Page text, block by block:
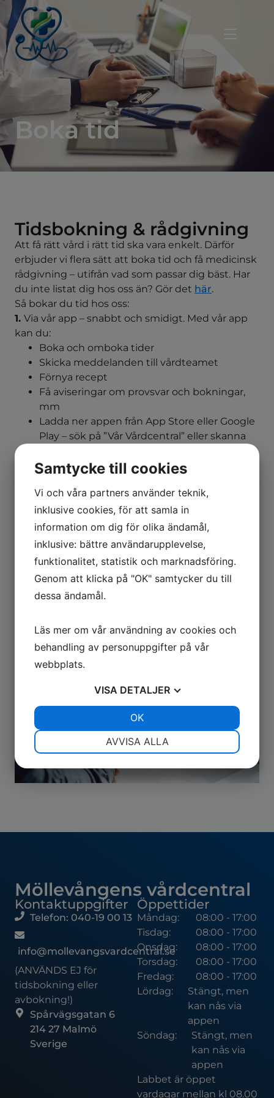
Boka tid
Tidsbokning & rådgivning
Att få rätt vård i rätt tid ska vara enkelt. Därför
erbjuder vi flera sätt att boka tid och få medicinsk
rådgivning – utifrån vad som passar dig bäst. Har
du inte listat dig hos oss än? Gör det här.
Så bokar du tid hos oss:
1. Via vår app – snabbt och smidigt. Med vår app
kan du:
Boka och omboka tider
Skicka meddelanden till vårdteamet
Förnya recept
Få aviseringar om provsvar och bokningar,
mm
Ladda ner appen från App Store eller Google
Play – sök på ”Vår Vårdcentral” eller skanna
Via 1177.se – Logga in med BankID och välj
“Boka tid” eller skicka ett meddelande via e-
tjänsterna
telefontider för att boka tid, få rådgivning eller
hjälp med recept och remisser.
Möllevångens vårdcentral
Kontaktuppgifter
Telefon: 040-19 00 13
info@mollevangsvardcentral.se
(ANVÄNDS EJ för
tidsbokning eller
avbokning!)
Spårvägsgatan 6
214 27 Malmö
Sverige
Öppettider
Måndag:
08:00 - 17:00
Tisdag:
08:00 - 17:00
Onsdag:
08:00 - 17:00
Torsdag:
08:00 - 17:00
Fredag:
08:00 - 17:00
Lördag:
Stängt, men
kan nås via
appen
Söndag:
Stängt, men
kan nås via
appen
Labbet är öppet
vardagar mellan kl 08.00
Samtycke till cookies
Vi och våra partners använder teknik,
inklusive cookies, för att samla in
information om dig för olika ändamål,
inklusive: bättre användarupplevelse,
funktionalitet, statistik och marknadsföring.
Genom att klicka på "OK" samtycker du till
dessa ändamål.
Läs mer om vår användning av cookies och
behandling av personuppgifter på vår
webbplats.
VISA DETALJER
MARKNADSFÖRING STATISTIK
AVVISA ALLA
OK